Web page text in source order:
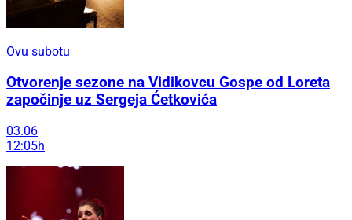
Ovu subotu
Otvorenje sezone na Vidikovcu Gospe od Loreta
započinje uz Sergeja Ćetkovića
03.06
12:05h